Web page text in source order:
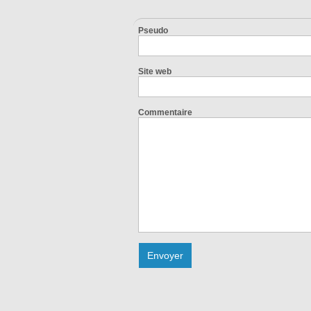
Pseudo
Site web
Commentaire